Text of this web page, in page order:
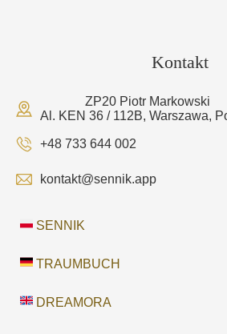
Kontakt
ZP20 Piotr Markowski
Al. KEN 36 / 112B, Warszawa,
+48 733 644 002
kontakt@sennik.app
SENNIK
TRAUMBUCH
DREAMORA